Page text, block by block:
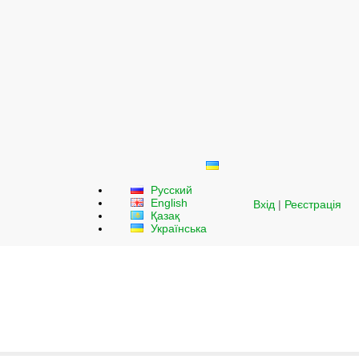
Русский
English
Қазақ
Українська
Вхід | Реєстрація